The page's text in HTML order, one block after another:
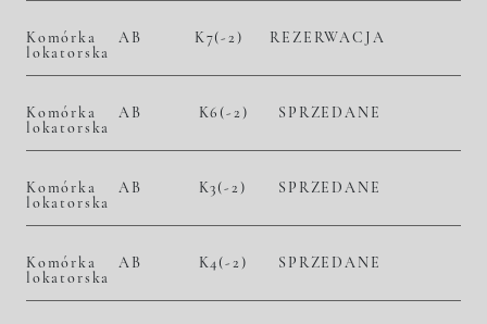
Komórka
lokatorska
AB K7(-2) REZERWACJA
Komórka
lokatorska
AB K6(-2) SPRZEDANE
Komórka
lokatorska
AB K3(-2) SPRZEDANE
Komórka
lokatorska
AB K4(-2) SPRZEDANE